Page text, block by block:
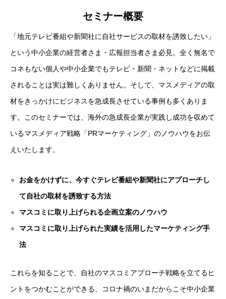
セミナー概要
「地元テレビ番組や新聞社に自社サービスの取材を誘致したい」
という中小企業の経営者さま・広報担当者さま必見。全く無名で
コネもない個人や中小企業でもテレビ・新聞・ネットなどに掲載
されることは実は難しくありません。そして、マスメディアの取
材をきっかけにビジネスを急成長させている事例も多くありま
す。このセミナーでは、海外の急成長企業が実践し成功を収めて
いるマスメディア戦略「PRマーケティング」のノウハウをお伝
えいたします。
お金をかけずに、今すぐテレビ番組や新聞社にアプローチし
て自社の取材を誘致する方法
マスコミに取り上げられる企画立案のノウハウ
マスコミに取り上げられた実績を活用したマーケティング手
法
これらを知ることで、自社のマスコミアプローチ戦略を立てるヒ
ントをつかむことができる、コロナ禍のいまだからこそ中小企業